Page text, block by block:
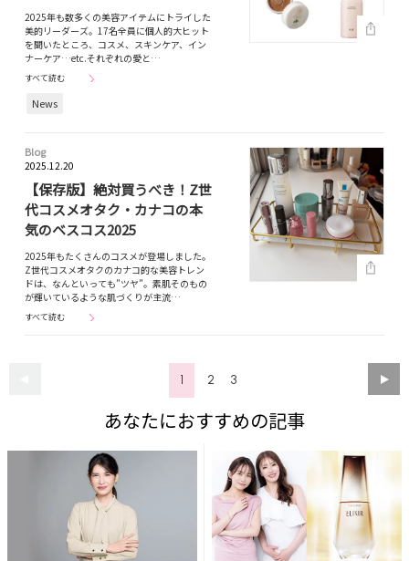
2025年も数多くの美容アイテムにトライした
美的リーダーズ。17名全員に個人的大ヒット
を聞いたところ、コスメ、スキンケア、イン
ナーケア…etc.それぞれの愛と…
すべて読む
News
Blog
2025.12.20
【保存版】絶対買うべき！Z世
代コスメオタク・カナコの本
気のベスコス2025
2025年もたくさんのコスメが登場しました。
Z世代コスメオタクのカナコ的な美容トレン
ドは、なんといっても”ツヤ”。素肌そのもの
が輝いているような肌づくりが主流…
すべて読む
1 2 3
あなたにおすすめの記事